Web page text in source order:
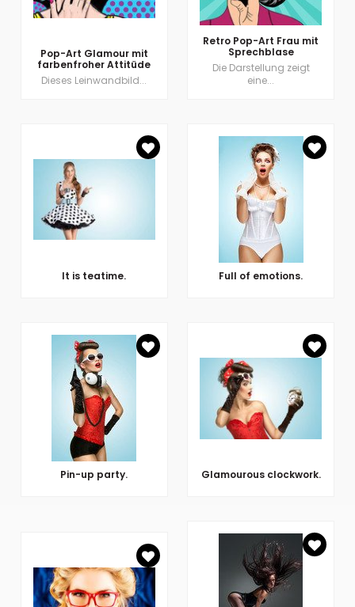
Pop-Art Glamour mit
farbenfroher Attitüde
Dieses Leinwandbild...
Retro Pop-Art Frau mit
Sprechblase
Die Darstellung zeigt
eine...
It is teatime. Full of emotions.
Pin-up party. Glamourous clockwork.